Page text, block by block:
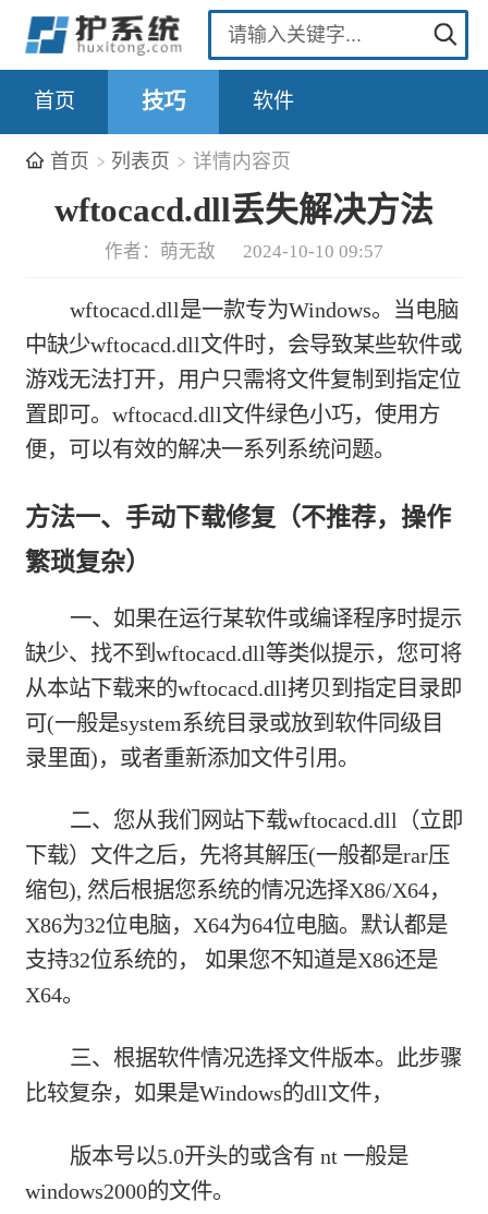
首页 技巧 软件
首页 列表页 详情内容页
wftocacd.dll丢失解决方法
作者：萌无敌 2024-10-10 09:57
wftocacd.dll是一款专为Windows。当电脑
中缺少wftocacd.dll文件时，会导致某些软件或
游戏无法打开，用户只需将文件复制到指定位
置即可。wftocacd.dll文件绿色小巧，使用方
便，可以有效的解决一系列系统问题。
方法一、手动下载修复（不推荐，操作
繁琐复杂）
一、如果在运行某软件或编译程序时提示
缺少、找不到wftocacd.dll等类似提示，您可将
从本站下载来的wftocacd.dll拷贝到指定目录即
可(一般是system系统目录或放到软件同级目
录里面)，或者重新添加文件引用。
二、您从我们网站下载wftocacd.dll（立即
下载） 文件之后，先将其解压(一般都是rar压
缩包), 然后根据您系统的情况选择X86/X64，
X86为32位电脑，X64为64位电脑。默认都是
支持32位系统的， 如果您不知道是X86还是
X64。
三、根据软件情况选择文件版本。此步骤
比较复杂，如果是Windows的dll文件，
版本号以5.0开头的或含有 nt 一般是
windows2000的文件。